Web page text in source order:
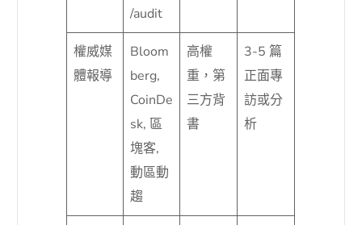
/audit
權威媒
體報導
Bloom
berg,
CoinDe
sk, 區
塊客,
動區動
趨
高權
重，第
三方背
書
3-5 篇
正面專
訪或分
析